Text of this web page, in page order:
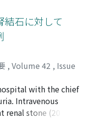
結石に対して
, Volume 42 , Issue
浦, 健; NOSE,
Tadashi;
with the chief
Intravenous
stone (20 x 18